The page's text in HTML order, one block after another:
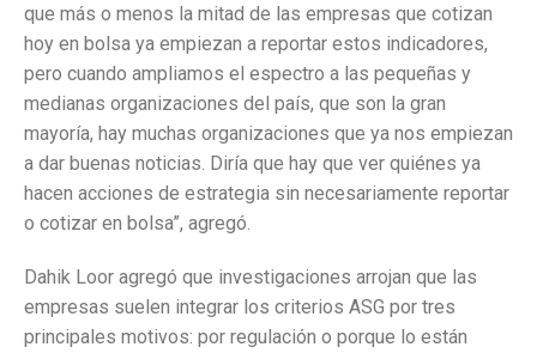
que más o menos la mitad de las empresas que cotizan
hoy en bolsa ya empiezan a reportar estos indicadores,
pero cuando ampliamos el espectro a las pequeñas y
medianas organizaciones del país, que son la gran
mayoría, hay muchas organizaciones que ya nos empiezan
a dar buenas noticias. Diría que hay que ver quiénes ya
hacen acciones de estrategia sin necesariamente reportar
o cotizar en bolsa”, agregó.
Dahik Loor agregó que investigaciones arrojan que las
empresas suelen integrar los criterios ASG por tres
principales motivos: por regulación o porque lo están